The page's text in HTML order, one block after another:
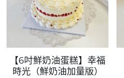
【6吋鮮奶油蛋糕】幸福
時光（鮮奶油加量版）